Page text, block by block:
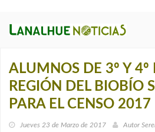
ALUMNOS DE 3º Y
REGIÓN DEL BIOBÍO
PARA EL CENSO 2017
Jueves 23 de Marzo de 2017 Autor